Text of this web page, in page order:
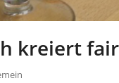
kreiert